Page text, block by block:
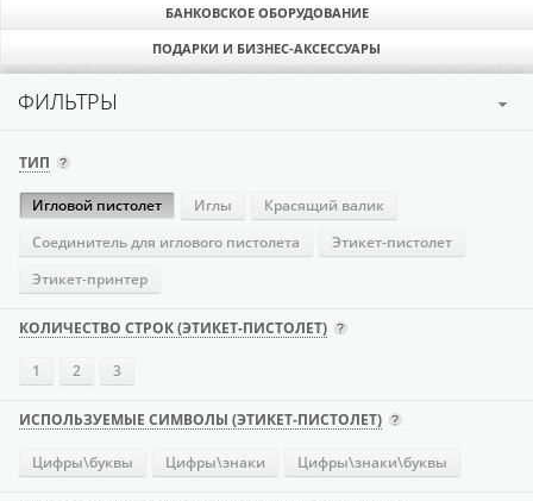
БАНКОВСКОЕ ОБОРУДОВАНИЕ
ПОДАРКИ И БИЗНЕС-АКСЕССУАРЫ
ФИЛЬТРЫ
ТИП
Игловой пистолет Иглы
Красящий валик
Соединитель для иглового пистолета
Этикет-пистолет
Этикет-принтер
КОЛИЧЕСТВО СТРОК (ЭТИКЕТ-ПИСТОЛЕТ)
1 2 3
ИСПОЛЬЗУЕМЫЕ СИМВОЛЫ (ЭТИКЕТ-ПИСТОЛЕТ)
Цифры\буквы Цифры\знаки Цифры\знаки\буквы